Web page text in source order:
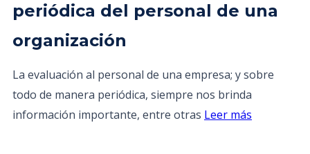
periódica del personal de una
organización
La evaluación al personal de una empresa; y sobre
todo de manera periódica, siempre nos brinda
información importante, entre otras Leer más